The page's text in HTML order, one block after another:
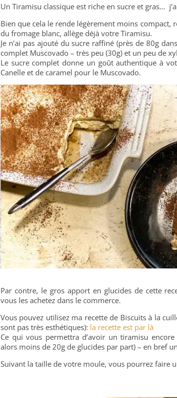
Un Tiramisu classique est riche en sucre et gras…
Bien que cela le rende légèrement moins compact,
du fromage blanc, allège déjà votre Tiramisu.
Je n’ai pas ajouté du sucre raffiné (près de 80g
complet Muscovado – très peu (30g) et un peu de
Le sucre complet donne un goût authentique à
Canelle et de caramel pour le Muscovado.
Par contre, le gros apport en glucides de cette
vous les achetez dans le commerce.
Vous pouvez utilisez ma recette de Biscuits à la
sont pas très esthétiques): la recette est par là
Ce qui vous permettra d’avoir un tiramisu
alors moins de 20g de glucides par part) – en bref
Suivant la taille de votre moule, vous pourrez faire